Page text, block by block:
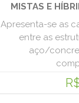
MISTAS E
Apresenta-se as
entre as
aço/